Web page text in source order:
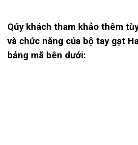
Qúy khách tham khảo thêm
và chức năng của bộ tay gạt
bảng mã bên dưới: